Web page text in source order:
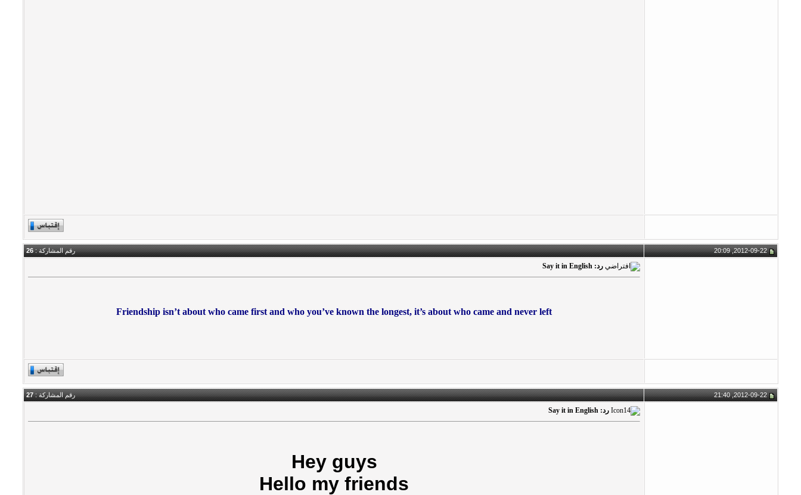
2012-09-22, 20:09 رقم المشاركة :26
رد: Say it in English
Friendship isn’t about who came first and who you’ve known the longest, it’s about who came and never left
2012-09-22, 21:40 رقم المشاركة :27
رد: Say it in English
Hey guys
Hello my friends